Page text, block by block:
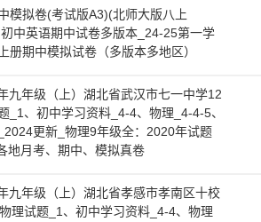
模拟卷(考试版A3)(北师大版八上
中英语期中试卷多版本_24-25第一学
册期中模拟试卷（多版本多地区）
九年级（上）湖北省武汉市七一中学12
_1、初中学习资料_4-4、物理_4-4-5、
更新_物理9年级全：2020年试题
地月考、期中、模拟真卷
九年级（上）湖北省孝感市孝南区十校
理试题_1、初中学习资料_4-4、物理